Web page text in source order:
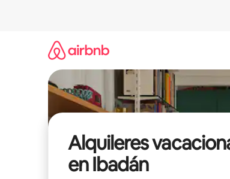
Alquileres
en Ibadán